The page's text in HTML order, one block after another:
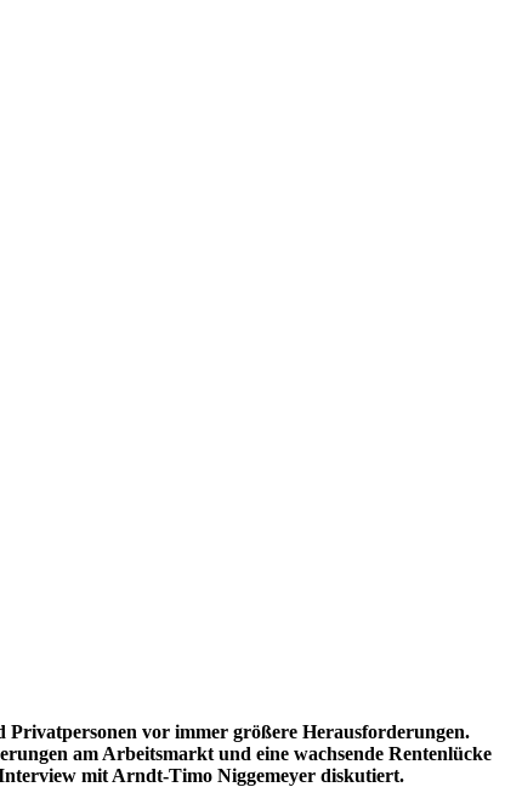
Privatpersonen vor immer größere Herausforderungen.
am Arbeitsmarkt und eine wachsende Rentenlücke
mit Arndt-Timo Niggemeyer diskutiert.